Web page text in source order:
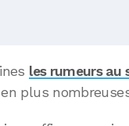
les rumeurs au
plus